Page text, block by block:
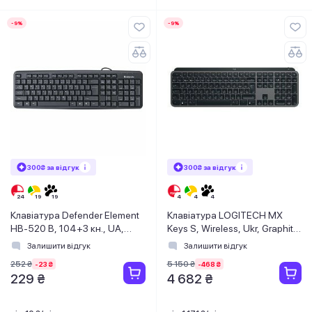
-9%
300₴ за відгук
Клавіатура Defender Element
HB-520 B, 104+3 кн., UA,
USB, чорна
Залишити відгук
252 ₴ -23 ₴
229 ₴
-9%
300₴ за відгук
Клавіатура LOGITECH MX
Keys S, Wireless, Ukr, Graphite
(L920-011593)
Залишити відгук
5 150 ₴ -468 ₴
4 682 ₴